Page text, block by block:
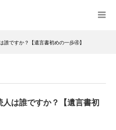
誰ですか？【遺言書初めの一歩④】
人は誰ですか？【遺言書初